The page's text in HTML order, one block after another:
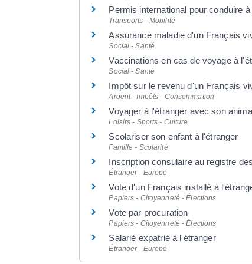
Permis international pour conduire
Transports - Mobilité
Assurance maladie d'un Français
Social - Santé
Vaccinations en cas de voyage à
Social - Santé
Impôt sur le revenu d'un Français
Argent - Impôts - Consommation
Voyager à l'étranger avec son
Loisirs - Sports - Culture
Scolariser son enfant à l'étranger
Famille - Scolarité
Inscription consulaire au registre
Étranger - Europe
Vote d'un Français installé à
Papiers - Citoyenneté - Élections
Vote par procuration
Papiers - Citoyenneté - Élections
Salarié expatrié à l'étranger
Étranger - Europe